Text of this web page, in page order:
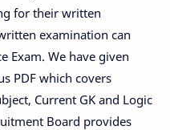
for their written
examination can
Exam. We have given
PDF which covers
Current GK and Logic
Board provides